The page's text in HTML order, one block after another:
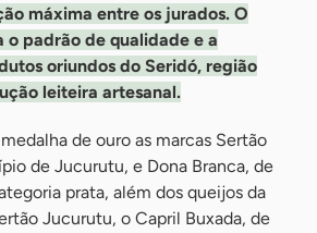
máxima entre os jurados. O
o padrão de qualidade e a
oriundos do Seridó, região
leiteira artesanal.
de ouro as marcas Sertão
de Jucurutu, e Dona Branca, de
prata, além dos queijos da
Jucurutu, o Capril Buxada, de